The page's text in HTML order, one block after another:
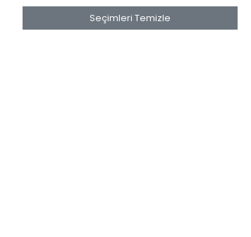
Seçimleri Temizle